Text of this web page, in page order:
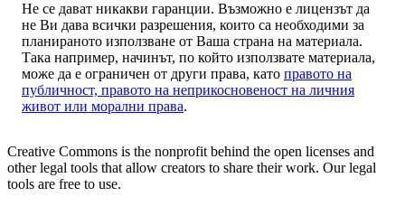
Не се дават никакви гаранции. Възможно е лицензът да
не Ви дава всички разрешения, които са необходими за
планираното използване от Ваша страна на материала.
Така например, начинът, по който използвате материала,
може да е ограничен от други права, като правото на
публичност, правото на неприкосновеност на личния
живот или морални права.
Creative Commons is the nonprofit behind the open licenses and
other legal tools that allow creators to share their work. Our legal
tools are free to use.